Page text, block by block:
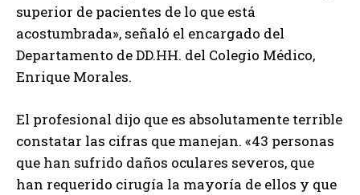
superior de pacientes de lo que está
acostumbrada», señaló el encargado del
Departamento de DD.HH. del Colegio Médico,
Enrique Morales.
El profesional dijo que es absolutamente terrible
constatar las cifras que manejan. «43 personas
que han sufrido daños oculares severos, que
han requerido cirugía la mayoría de ellos y que